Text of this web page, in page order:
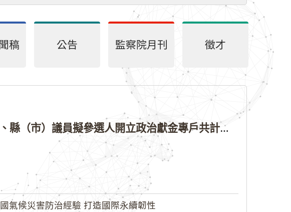
稿 公告 監察院月刊 徵才
公告本院許可115年縣（市）長、直轄市議員、縣（市）議員擬參選人開立政治獻金專戶共計4戶。各專戶得收受政治獻金期間為自專戶許可設立日起至115年11月27日止，專戶名冊詳如附件。
氣候災害防治經驗 打造國際永續韌性